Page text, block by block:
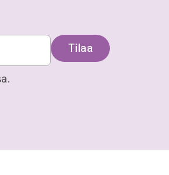
Tilaa